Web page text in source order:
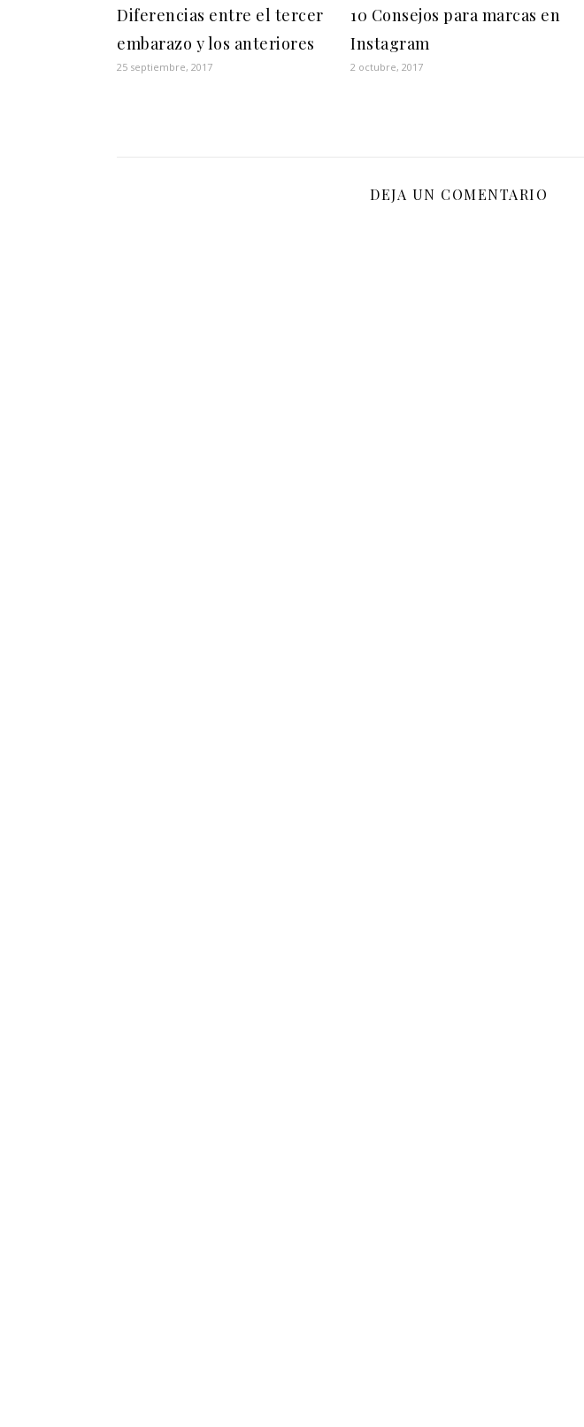
Diferencias entre el tercer
embarazo y los anteriores
25 septiembre, 2017
10 Consejos para marcas en
Instagram
2 octubre, 2017
DEJA UN COMENTARIO